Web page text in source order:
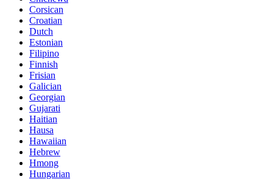
Corsican
Croatian
Dutch
Estonian
Filipino
Finnish
Frisian
Galician
Georgian
Gujarati
Haitian
Hausa
Hawaiian
Hebrew
Hmong
Hungarian